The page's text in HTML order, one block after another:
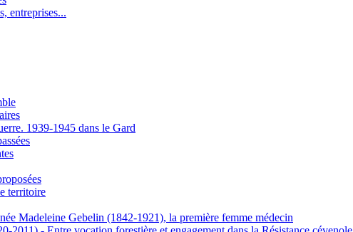
entreprises...
1939-1945 dans le Gard
territoire
Madeleine Gebelin (1842-1921), la première femme médecin